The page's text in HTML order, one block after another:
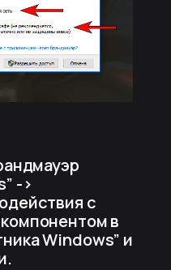
->
с
в
Windows” и